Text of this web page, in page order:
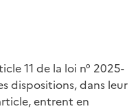
11 de la loi n° 2025-
dispositions, dans leur
entrent en